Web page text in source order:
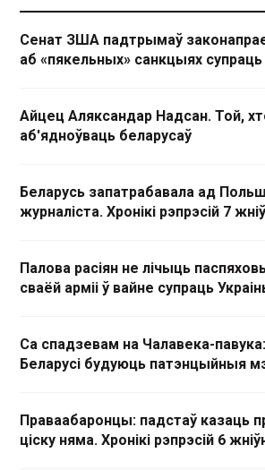
Сенат ЗША падтрымаў
аб «пякельных» санкцыях
Айцец Аляксандар Надсан. Той,
аб'ядноўваць беларусаў
Беларусь запатрабавала ад
журналіста. Хронікі рэпрэсій 7
Палова расіян не лічыць
сваёй арміі ў вайне супраць
Са спадзевам на Чалавека-
Беларусі будуюць патэнцыйныя
Праваабаронцы: падстаў казаць
ціску няма. Хронікі рэпрэсій 6